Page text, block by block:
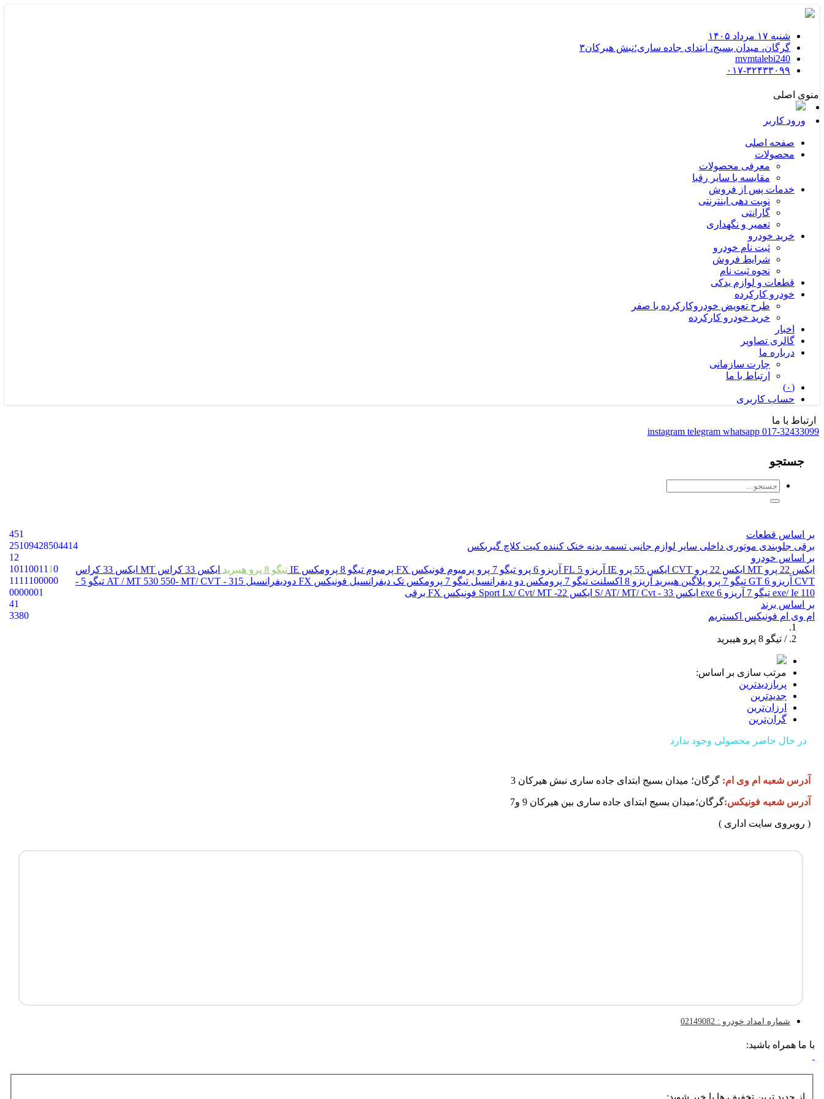
شنبه ۱۷ مرداد ۱۴۰۵
گرگان، ميدان بسيج، ابتدای جاده ساری؛نبش هیرکان۳
mvmtalebi240
۰۱۷-۳۲۴۳۳۰۹۹
منوی اصلی
ورود کاربر
صفحه اصلی
محصولات
معرفی محصولات
مقایسه با سایر رقبا
خدمات پس از فروش
نوبت دهی اینترنتی
گارانتی
تعمیر و نگهداری
خرید خودرو
ثبت نام خودرو
شرایط فروش
نحوه ثبت نام
قطعات و لوازم یدکی
خودرو کارکرده
طرح تعویض خودروکارکرده با صفر
خرید خودرو کارکرده
اخبار
گالری تصاویر
درباره ما
چارت سازمانی
ارتباط با ما
(۰)
حساب کاربری
ارتباط با ما
instagram telegram whatsapp 017-32433099
جستجو
بر اساس قطعات
451
برقی
2 جلوبندی 5 موتوری 10 داخلی 9 سایر 428 لوازم جانبی 5 تسمه 0 بدنه 4 خنک کننده 4 کیت کلاچ 1 گیربکس
4
بر اساس خودرو
12
ایکس 22 پرو MT
1 ایکس 22 پرو CVT 0 ایکس 55 پرو IE 1 آریزو 5 FL 1 آریزو 6 پرو 0 تیگو 7 پرو پرمیوم 0 فونیکس FX پرمیوم 1 تیگو 8 پرومکس IE 1 تیگو 8 پرو هیبرید 1 ایکس 33 کراس MT 0
ایکس 33 کراس
CVT
1 آریزو 6 GT 1 تیگو 7 پرو پلاگین هیبرید 1 آریزو 8 اکسلنت 1 تیگو 7 پرومکس دو دیفرانسیل 1 تیگو 7 پرومکس تک دیفرانسیل 0 فونیکس FX دودیفرانسیل 0 315 - AT / MT
0 530
0 550- MT/ CVT
0
تیگو 5 -
exe/ Ie
0 110
0 تیگو 7 0 آریزو 6 exe 0 ایکس 33 - S/ AT/ MT/ Cvt 0 ایکس 22- Sport Lx/ Cvt/ MT 0 فونیکس FX برقی
1
بر اساس برند
41
ام وی ام
33 فونیکس 8 اکستریم 0
/ تیگو 8 پرو هیبرید
مرتب سازی بر اساس:
پربازدیدترین
جدیدترین
ارزان‌ترین
گران‌ترین
در حال حاضر محصولی وجود ندارد
آدرس شعبه ام وی ام: گرگان؛ ميدان بسيج ابتدای جاده ساری نبش هیرکان 3
آدرس شعبه فونیکس:گرگان؛میدان بسیج ابتدای جاده ساری بین هیرکان 9 و7
( روبروی سایت اداری )
شماره امداد خودرو : 02149082
با ما همراه باشید:
از جدید ترین تخفیف ها با خبر شوید: